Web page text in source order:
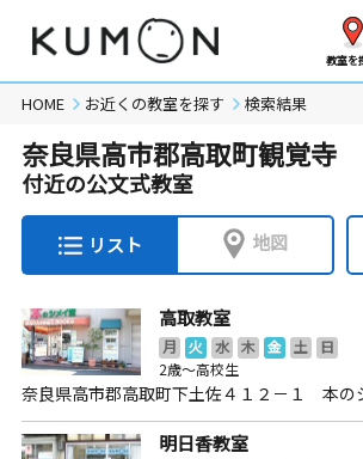
教室を
HOME お近くの教室を探す 検索結果
奈良県高市郡高取町観覚寺
付近の公文式教室
リスト 地図
高取教室
月 火 水 木 金 土
日
2歳～高校生
奈良県高市郡高取町下土佐４１２－１ 本の
明日香教室